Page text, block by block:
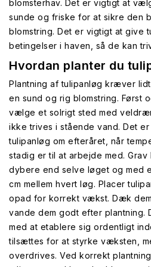
blomsterhav. Det er vigtigt at
sunde og friske for at sikre den
blomstring. Det er vigtigt at give
betingelser i haven, så de kan
Hvordan planter du
Plantning af tulipanløg kræver
en sund og rig blomstring. Først
vælge et solrigt sted med
ikke trives i stående vand. Det
tulipanløg om efteråret, når
stadig er til at arbejde med.
dybere end selve løget og med
cm mellem hvert løg. Placer
opad for korrekt vækst. Dæk
vande dem godt efter plantning.
med at etablere sig ordentligt
tilsættes for at styrke væksten,
overdrives. Ved korrekt